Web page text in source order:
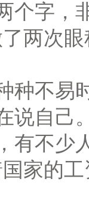
个字，
两次
不易时
说自己
有不少
家的